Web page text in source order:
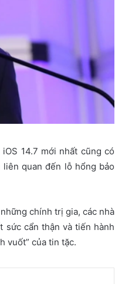
14.7 mới nhất cũng có
quan đến lỗ hổng bảo
chính trị gia, các nhà
sức cẩn thận và tiến hành
vuốt” của tin tặc.